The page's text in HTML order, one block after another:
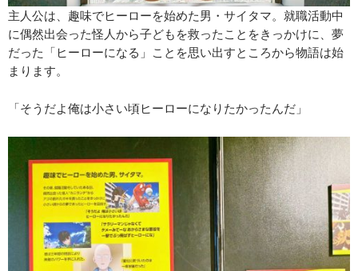
主人公は、趣味でヒーローを始めた男・サイタマ。就職活動中
に偶然出会った怪人から子どもを救ったことをきっかけに、夢
だった「ヒーローになる」ことを思い出すところから物語は始
まります。
「そうだよ俺は小さい頃ヒーローになりたかったんだ」